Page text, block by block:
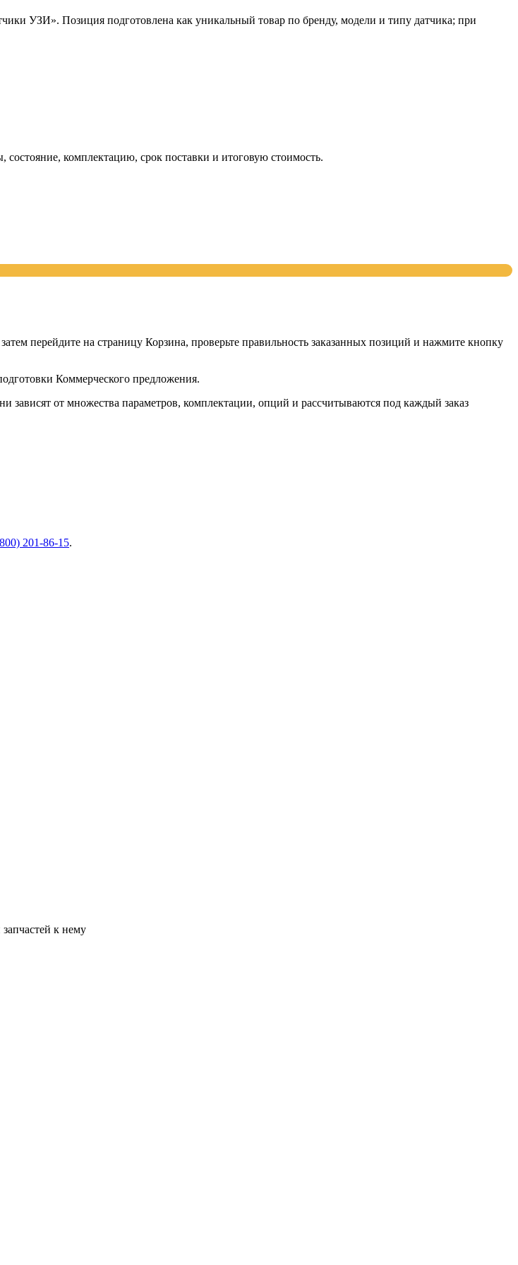
УЗИ». Позиция подготовлена как уникальный товар по бренду, модели и типу датчика; при
комплектацию, срок поставки и итоговую стоимость.
перейдите на страницу Корзина, проверьте правильность заказанных позиций и нажмите кнопку
Коммерческого предложения.
от множества параметров, комплектации, опций и рассчитываются под каждый заказ
201-86-15.
к нему